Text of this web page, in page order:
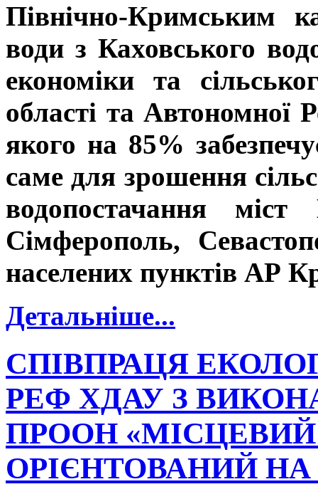
Північно-Кримським
води з Каховського
економіки та
області та Автономної
якого на 85%
саме для зрошення
водопостачання
Сімферополь,
населених пунктів АР
Детальніше...
СПІВПРАЦЯ
РЕФ ХДАУ З
ПРООН
ОРІЄНТОВАНИЙ